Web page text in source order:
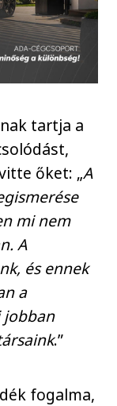
tartja a
őket: „A
mi nem
A
és ennek
a
jobban
.”
fogalma,